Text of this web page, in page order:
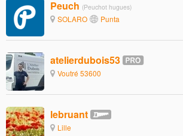
Peuch (Peuchot hugues)
SOLARO Punta
atelierdubois53
Voutré 53600
lebruant
Lille